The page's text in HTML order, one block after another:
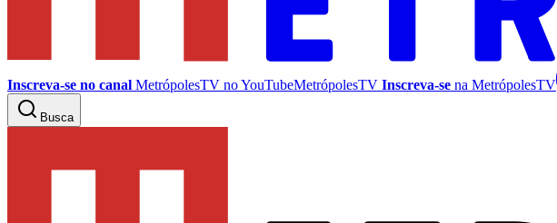
Inscreva-se no canal MetrópolesTV noYouTubeMetrópolesTV Inscreva-se na MetrópolesTV
Busca